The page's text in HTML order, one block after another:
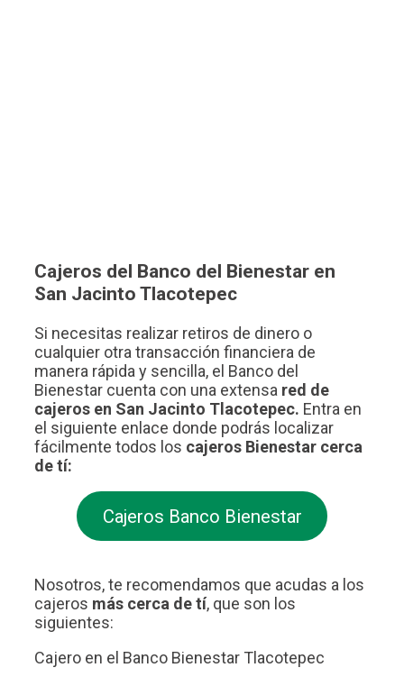
Cajeros del Banco del Bienestar en
San Jacinto Tlacotepec
Si necesitas realizar retiros de dinero o
cualquier otra transacción financiera de
manera rápida y sencilla, el Banco del
Bienestar cuenta con una extensa red de
cajeros en San Jacinto Tlacotepec. Entra en
el siguiente enlace donde podrás localizar
fácilmente todos los cajeros Bienestar cerca
de tí:
Cajeros Banco Bienestar
Nosotros, te recomendamos que acudas a los
cajeros más cerca de tí, que son los
siguientes:
Cajero en el Banco Bienestar Tlacotepec